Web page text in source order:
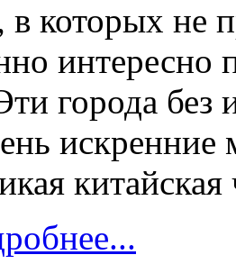
в которых не
интересно
города
искренние